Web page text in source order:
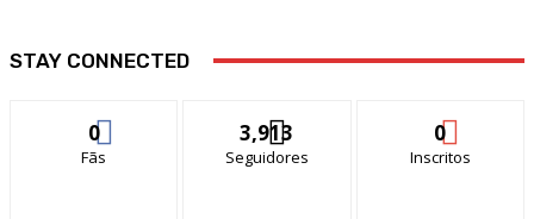
STAY CONNECTED
0
Fãs
3,913
Seguidores
0
Inscritos